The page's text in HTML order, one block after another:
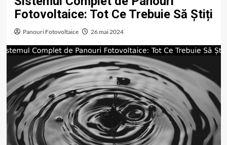
Fotovoltaice: Tot Ce Trebuie Să Știți
Panouri Fotovoltaice 26 mai 2024